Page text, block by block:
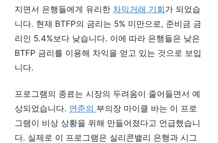
지면서 은행들에게 유리한 차익거래 기회가 되었습
니다. 현재 BTFP의 금리는 5% 미만으로, 준비금 금
리인 5.4%보다 낮습니다. 이에 따라 은행들은 낮은
BTFP 금리를 이용해 차익을 얻고 있는 것으로 보입
니다.
프로그램의 종료는 시장의 두려움이 줄어들면서 예
상되었습니다. 연준의 부의장 마이클 바는 이 프로
그램이 비상 상황을 위해 만들어졌다고 언급했습니
다. 실제로 이 프로그램은 실리콘밸리 은행과 시그